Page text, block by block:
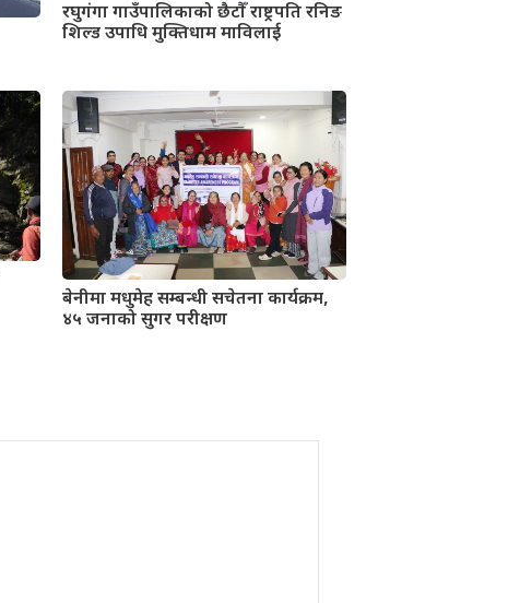
रघुगंगा गाउँपालिकाको छैटौँ राष्ट्रपति रनिङ
शिल्ड उपाधि मुक्तिधाम माविलाई
बेनीमा मधुमेह सम्बन्धी सचेतना कार्यक्रम,
४५ जनाको सुगर परीक्षण